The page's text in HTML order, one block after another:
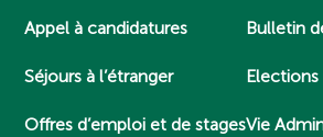
Appel à candidatures
Séjours à l’étranger
Offres d’emploi et de stages
Bulletin
Vie